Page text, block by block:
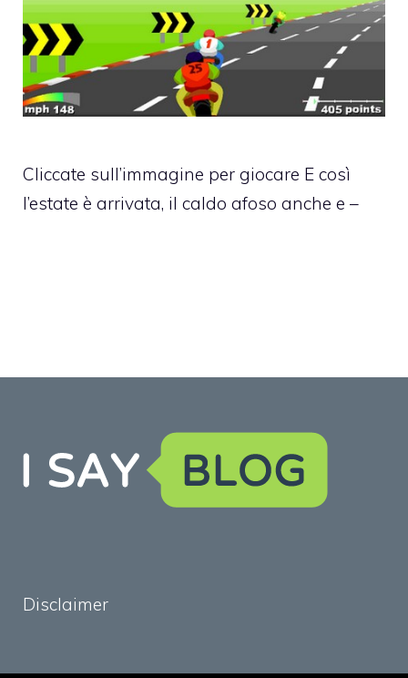
Cliccate sull’immagine per giocare E così
l’estate è arrivata, il caldo afoso anche e –
Disclaimer